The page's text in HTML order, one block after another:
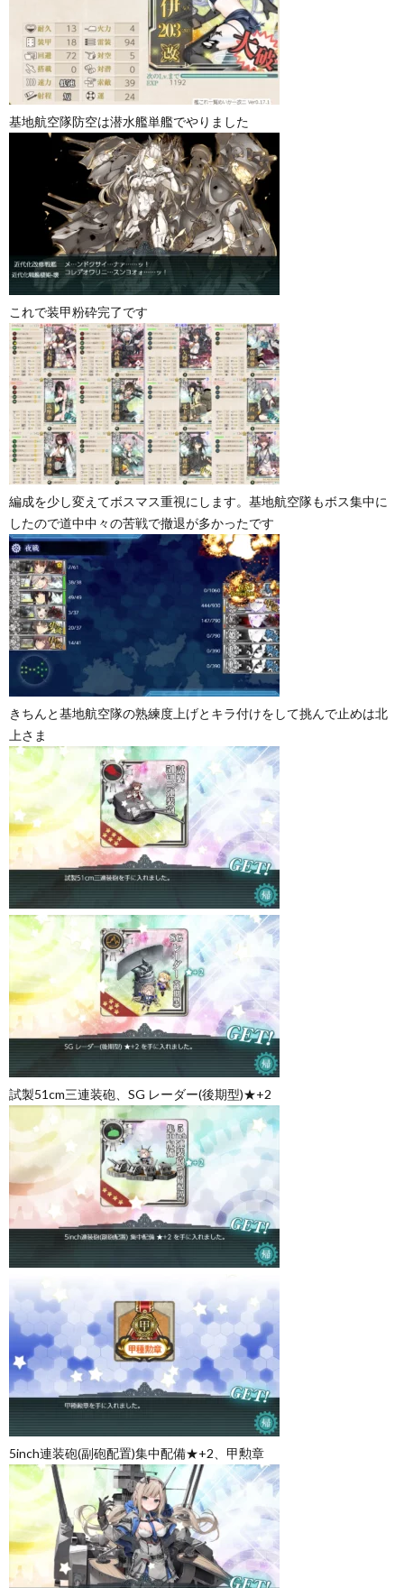
基地航空隊防空は潜水艦単艦でやりました
これで装甲粉砕完了です
編成を少し変えてボスマス重視にします。基地航空隊もボス集中に
したので道中中々の苦戦で撤退が多かったです
きちんと基地航空隊の熟練度上げとキラ付けをして挑んで止めは北
上さま
試製51cm三連装砲、SG レーダー(後期型)★+2
5inch連装砲(副砲配置)集中配備★+2、甲勲章